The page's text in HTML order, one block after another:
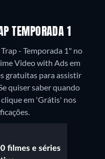
TEMPORADA 1
- Temporada 1" no
Video with Ads em
gratuitas para assistir
quiser saber quando
em 'Grátis' nos